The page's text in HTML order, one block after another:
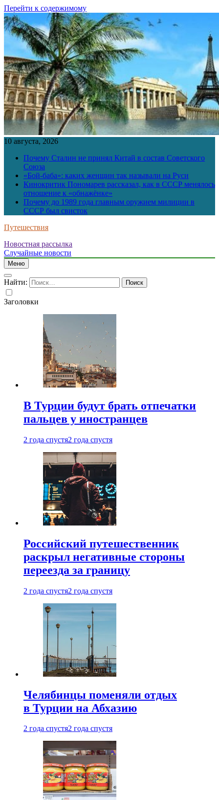
Перейти к содержимому
10 августа, 2026
Почему Сталин не принял Китай в состав Советского
Союза
«Бой-баба»: каких женщин так называли на Руси
Кинокритик Пономарев рассказал, как в СССР менялось
отношение к «обнажёнке»
Почему до 1989 года главным оружием милиции в
СССР был свисток
Путешествия
Новостная рассылка
Случайные новости
Меню
Найти:
Заголовки
В Турции будут брать отпечатки
пальцев у иностранцев
2 года спустя2 года спустя
Российский путешественник
раскрыл негативные стороны
переезда за границу
2 года спустя2 года спустя
Челябинцы поменяли отдых
в Турции на Абхазию
2 года спустя2 года спустя